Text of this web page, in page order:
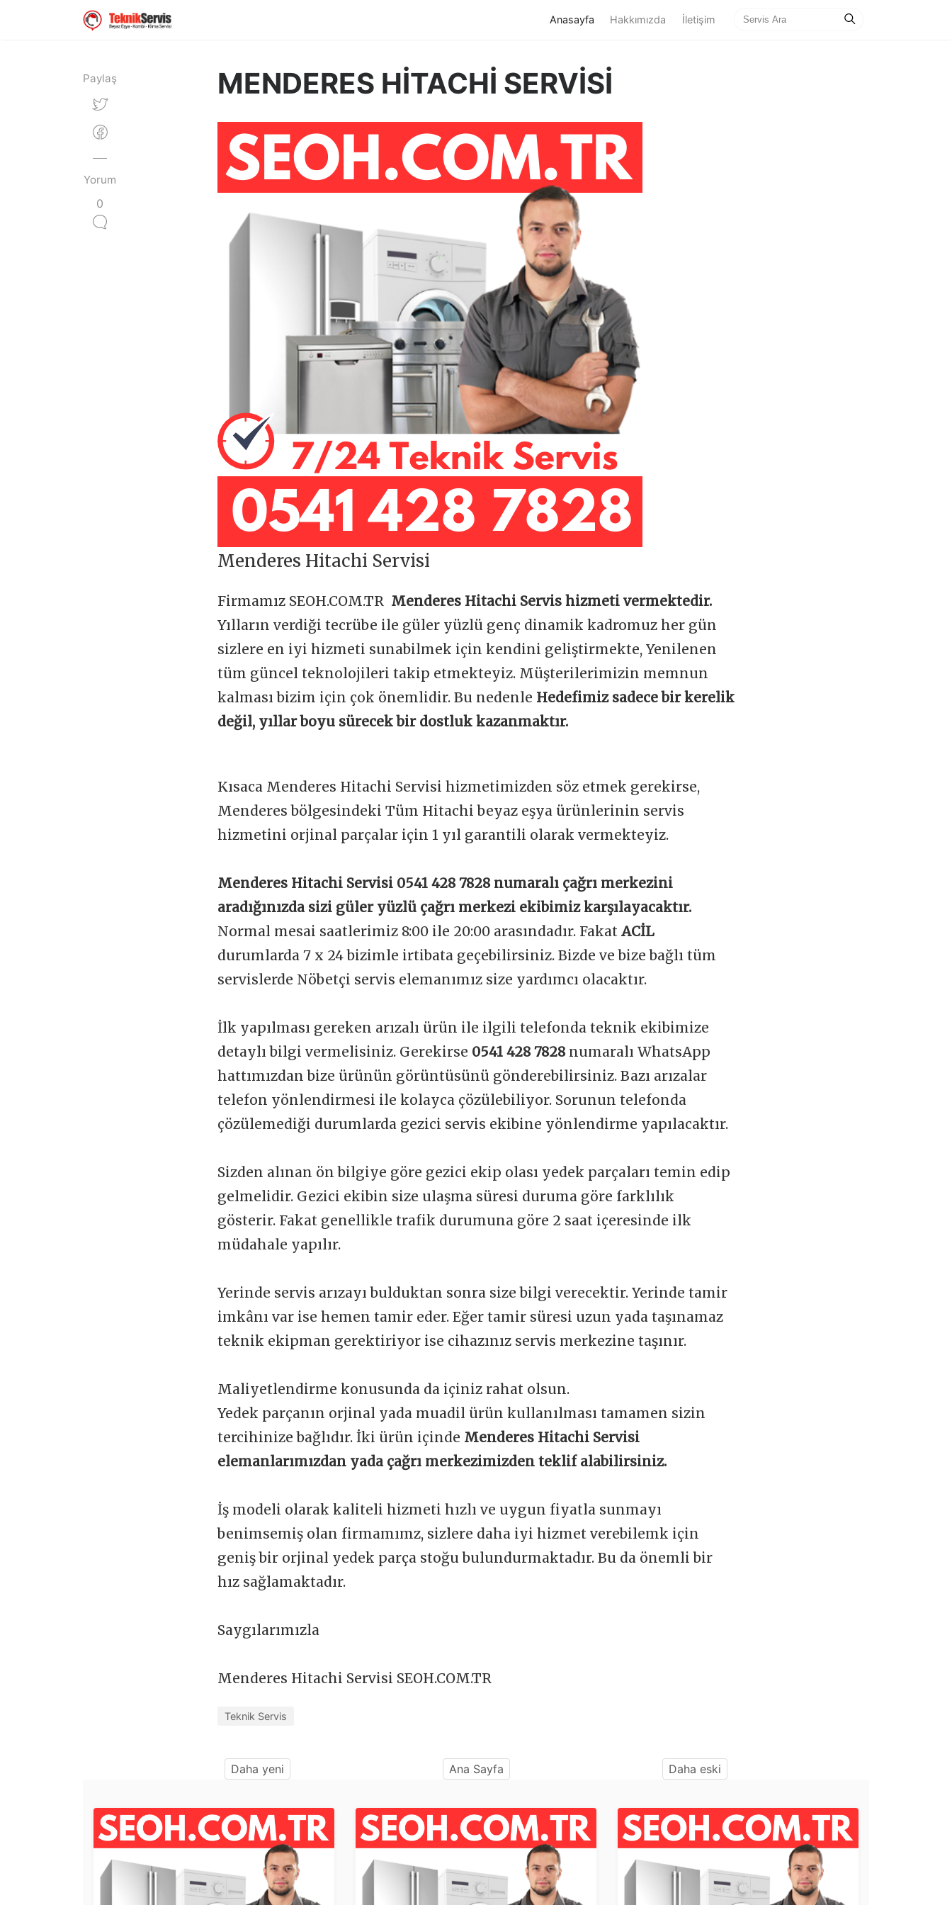
Anasayfa (current)
Hakkımızda İletişim
Paylaş
Yorum
0
MENDERES HİTACHİ SERVİSİ
Menderes Hitachi Servisi
Firmamız SEOH.COM.TR Menderes Hitachi Servis hizmeti vermektedir.
Yılların verdiği tecrübe ile güler yüzlü genç dinamik kadromuz her gün
sizlere en iyi hizmeti sunabilmek için kendini geliştirmekte, Yenilenen
tüm güncel teknolojileri takip etmekteyiz. Müşterilerimizin memnun
kalması bizim için çok önemlidir. Bu nedenle Hedefimiz sadece bir kerelik
değil, yıllar boyu sürecek bir dostluk kazanmaktır.
Kısaca Menderes Hitachi Servisi hizmetimizden söz etmek gerekirse,
Menderes bölgesindeki Tüm Hitachi beyaz eşya ürünlerinin servis
hizmetini orjinal parçalar için 1 yıl garantili olarak vermekteyiz.
Menderes Hitachi Servisi 0541 428 7828 numaralı çağrı merkezini
aradığınızda sizi güler yüzlü çağrı merkezi ekibimiz karşılayacaktır.
Normal mesai saatlerimiz 8:00 ile 20:00 arasındadır. Fakat ACİL
durumlarda 7 x 24 bizimle irtibata geçebilirsiniz. Bizde ve bize bağlı tüm
servislerde Nöbetçi servis elemanımız size yardımcı olacaktır.
İlk yapılması gereken arızalı ürün ile ilgili telefonda teknik ekibimize
detaylı bilgi vermelisiniz. Gerekirse 0541 428 7828 numaralı WhatsApp
hattımızdan bize ürünün görüntüsünü gönderebilirsiniz. Bazı arızalar
telefon yönlendirmesi ile kolayca çözülebiliyor. Sorunun telefonda
çözülemediği durumlarda gezici servis ekibine yönlendirme yapılacaktır.
Sizden alınan ön bilgiye göre gezici ekip olası yedek parçaları temin edip
gelmelidir. Gezici ekibin size ulaşma süresi duruma göre farklılık
gösterir. Fakat genellikle trafik durumuna göre 2 saat içeresinde ilk
müdahale yapılır.
Yerinde servis arızayı bulduktan sonra size bilgi verecektir. Yerinde tamir
imkânı var ise hemen tamir eder. Eğer tamir süresi uzun yada taşınamaz
teknik ekipman gerektiriyor ise cihazınız servis merkezine taşınır.
Maliyetlendirme konusunda da içiniz rahat olsun.
Yedek parçanın orjinal yada muadil ürün kullanılması tamamen sizin
tercihinize bağlıdır. İki ürün içinde Menderes Hitachi Servisi
elemanlarımızdan yada çağrı merkezimizden teklif alabilirsiniz.
İş modeli olarak kaliteli hizmeti hızlı ve uygun fiyatla sunmayı
benimsemiş olan firmamımz, sizlere daha iyi hizmet verebilemk için
geniş bir orjinal yedek parça stoğu bulundurmaktadır. Bu da önemli bir
hız sağlamaktadır.
Saygılarımızla
Menderes Hitachi Servisi SEOH.COM.TR
Teknik Servis
Daha yeni Ana Sayfa Daha eski